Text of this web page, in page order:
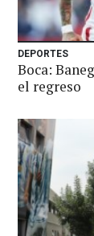
DEPORTES
Boca:
el regreso